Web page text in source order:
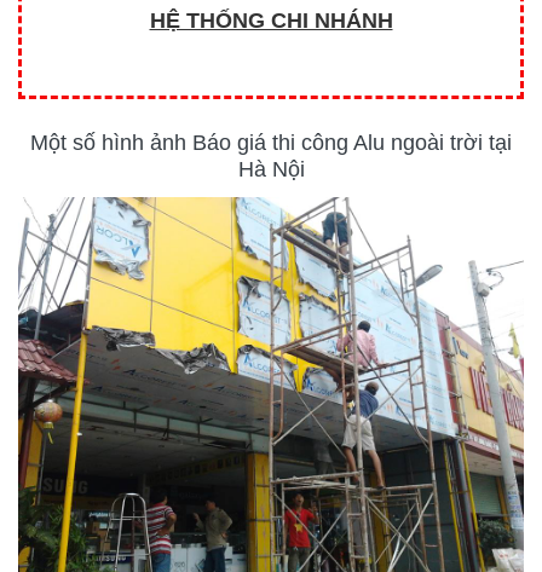
HỆ THỐNG CHI NHÁNH
Một số hình ảnh Báo giá thi công Alu ngoài trời tại
Hà Nội